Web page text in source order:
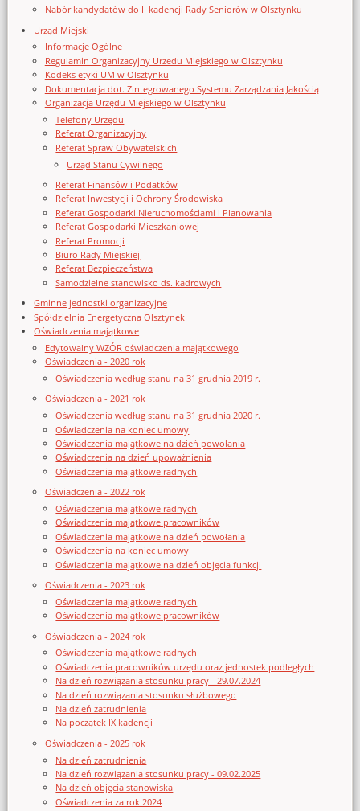
Nabór kandydatów do II kadencji Rady Seniorów w Olsztynku
Urząd Miejski
Informacje Ogólne
Regulamin Organizacyjny Urzedu Miejskiego w Olsztynku
Kodeks etyki UM w Olsztynku
Dokumentacja dot. Zintegrowanego Systemu Zarządzania Jakością
Organizacja Urzędu Miejskiego w Olsztynku
Telefony Urzędu
Referat Organizacyjny
Referat Spraw Obywatelskich
Urząd Stanu Cywilnego
Referat Finansów i Podatków
Referat Inwestycji i Ochrony Środowiska
Referat Gospodarki Nieruchomościami i Planowania
Referat Gospodarki Mieszkaniowej
Referat Promocji
Biuro Rady Miejskiej
Referat Bezpieczeństwa
Samodzielne stanowisko ds. kadrowych
Gminne jednostki organizacyjne
Spółdzielnia Energetyczna Olsztynek
Oświadczenia majątkowe
Edytowalny WZÓR oświadczenia majątkowego
Oświadczenia - 2020 rok
Oświadczenia według stanu na 31 grudnia 2019 r.
Oświadczenia - 2021 rok
Oświadczenia według stanu na 31 grudnia 2020 r.
Oświadczenia na koniec umowy
Oświadczenia majątkowe na dzień powołania
Oświadczenia na dzień upoważnienia
Oświadczenia majątkowe radnych
Oświadczenia - 2022 rok
Oświadczenia majątkowe radnych
Oświadczenia majątkowe pracowników
Oświadczenia majątkowe na dzień powołania
Oświadczenia na koniec umowy
Oświadczenia majątkowe na dzień objęcia funkcji
Oświadczenia - 2023 rok
Oświadczenia majątkowe radnych
Oświadczenia majątkowe pracowników
Oświadczenia - 2024 rok
Oświadczenia majątkowe radnych
Oświadczenia pracowników urzędu oraz jednostek podległych
Na dzień rozwiązania stosunku pracy - 29.07.2024
Na dzień rozwiązania stosunku służbowego
Na dzień zatrudnienia
Na początek IX kadencji
Oświadczenia - 2025 rok
Na dzień zatrudnienia
Na dzień rozwiązania stosunku pracy - 09.02.2025
Na dzień objęcia stanowiska
Oświadczenia za rok 2024